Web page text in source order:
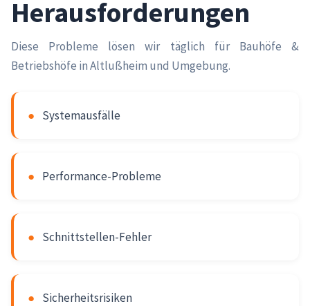
Herausforderungen
Diese Probleme lösen wir täglich für Bauhöfe &
Betriebshöfe in Altlußheim und Umgebung.
● Systemausfälle
● Performance-Probleme
● Schnittstellen-Fehler
● Sicherheitsrisiken